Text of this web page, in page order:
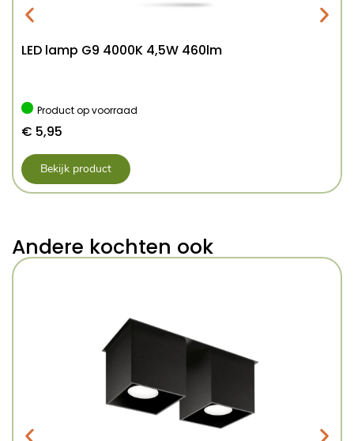
LED lamp G9 4000K 4,5W 460lm
Product op voorraad
€ 5,95
Bekijk product
Andere kochten ook